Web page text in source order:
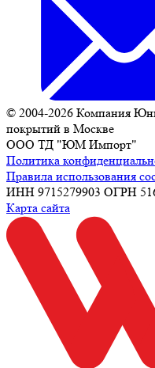
© 2004-2026 Компания
покрытий в Москве
ООО ТД "ЮМ Импорт"
Политика
Правила использования
ИНН 9715279903 ОГРН
Карта сайта